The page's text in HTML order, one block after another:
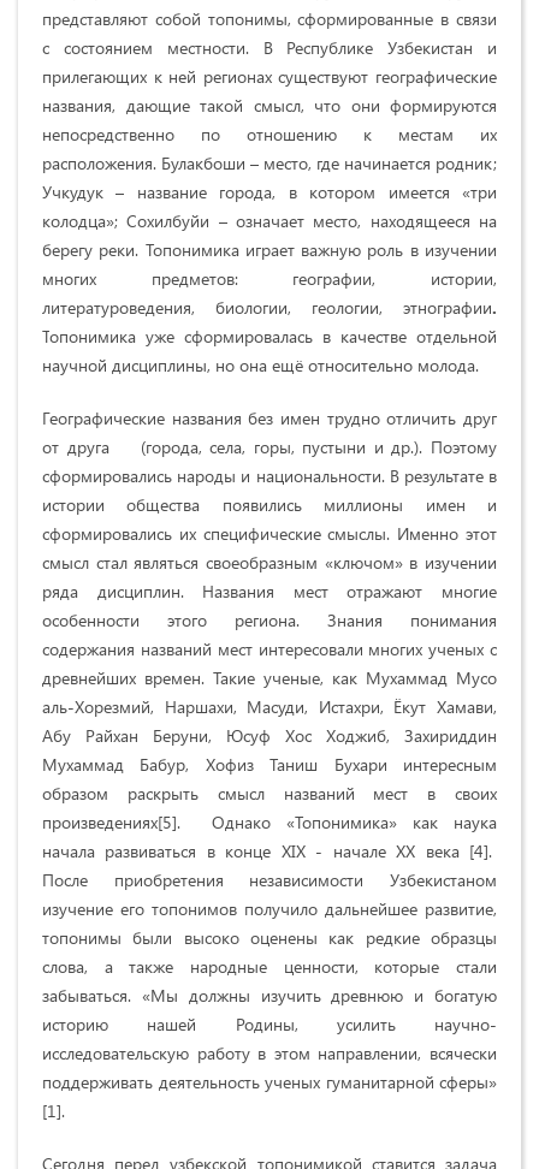
представляют собой топонимы, сформированные в связи
с состоянием местности. В Республике Узбекистан и
прилегающих к ней регионах существуют географические
названия, дающие такой смысл, что они формируются
непосредственно по отношению к местам их
расположения. Булакбоши – место, где начинается родник;
Учкудук – название города, в котором имеется «три
колодца»; Сохилбуйи – означает место, находящееся на
берегу реки. Топонимика играет важную роль в изучении
многих предметов: географии, истории,
литературоведения, биологии, геологии, этнографии.
Топонимика уже сформировалась в качестве отдельной
научной дисциплины, но она ещё относительно молода.
Географические названия без имен трудно отличить друг
от друга (города, села, горы, пустыни и др.). Поэтому
сформировались народы и национальности. В результате в
истории общества появились миллионы имен и
сформировались их специфические смыслы. Именно этот
смысл стал являться своеобразным «ключом» в изучении
ряда дисциплин. Названия мест отражают многие
особенности этого региона. Знания понимания
содержания названий мест интересовали многих ученых с
древнейших времен. Такие ученые, как Мухаммад Мусо
аль-Хорезмий, Наршахи, Масуди, Истахри, Ёкут Хамави,
Абу Райхан Беруни, Юсуф Хос Ходжиб, Захириддин
Мухаммад Бабур, Хофиз Таниш Бухари интересным
образом раскрыть смысл названий мест в своих
произведениях[5]. Однако «Топонимика» как наука
начала развиваться в конце XIX - начале XX века [4].
После приобретения независимости Узбекистаном
изучение его топонимов получило дальнейшее развитие,
топонимы были высоко оценены как редкие образцы
слова, а также народные ценности, которые стали
забываться. «Мы должны изучить древнюю и богатую
историю нашей Родины, усилить научно-
исследовательскую работу в этом направлении, всячески
поддерживать деятельность ученых гуманитарной сферы»
[1].
Сегодня перед узбекской топонимикой ставится задача